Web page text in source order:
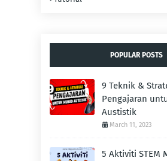
POPULAR POSTS
9 Teknik &
Pengajaran
Austistik
March 11, 2023
5 Aktiviti STEM